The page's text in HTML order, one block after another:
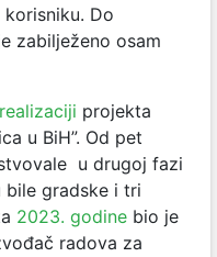
Do
zabilježeno osam
projekta
u BiH”. Od pet
u drugoj fazi
gradske i tri
2023. godine bio je
radova za